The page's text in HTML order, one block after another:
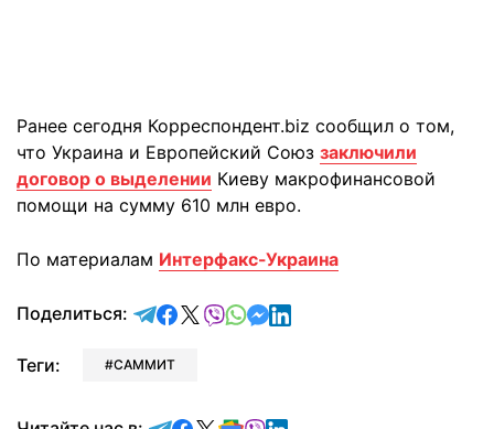
Ранее сегодня Корреспондент.biz сообщил о том,
что Украина и Европейский Союз заключили
договор о выделении Киеву макрофинансовой
помощи на сумму 610 млн евро.
По материалам Интерфакс-Украина
Поделиться: отправить в Telegram
поделиться в Facebook
поделиться в X
отправить в Viber
отправить в Whatsapp
отправить в Messenger
отправить в LinkedIn
Теги: САММИТ